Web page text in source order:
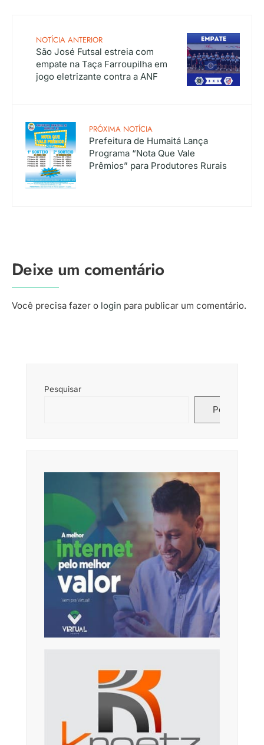
NOTÍCIA ANTERIOR
São José Futsal estreia com
empate na Taça Farroupilha em
jogo eletrizante contra a ANF
PRÓXIMA NOTÍCIA
Prefeitura de Humaitá Lança
Programa “Nota Que Vale
Prêmios” para Produtores Rurais
Deixe um comentário
Você precisa fazer o login para publicar um comentário.
Pesquisar
Pesquisar